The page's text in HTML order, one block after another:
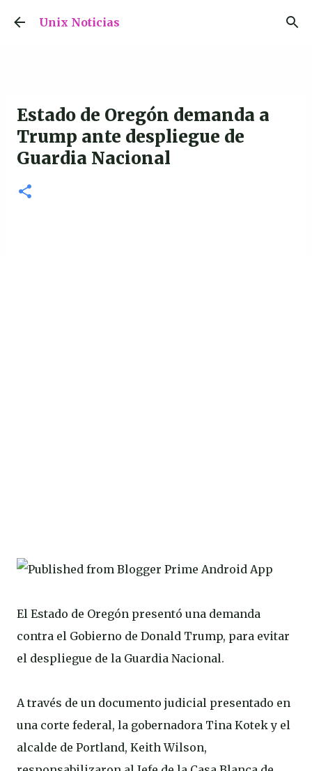
Ir al contenido principal
Unix Noticias
Estado de Oregón demanda a
Trump ante despliegue de
Guardia Nacional
El Estado de Oregón presentó una demanda
contra el Gobierno de Donald Trump, para evitar
el despliegue de la Guardia Nacional.
A través de un documento judicial presentado en
una corte federal, la gobernadora Tina Kotek y el
alcalde de Portland, Keith Wilson,